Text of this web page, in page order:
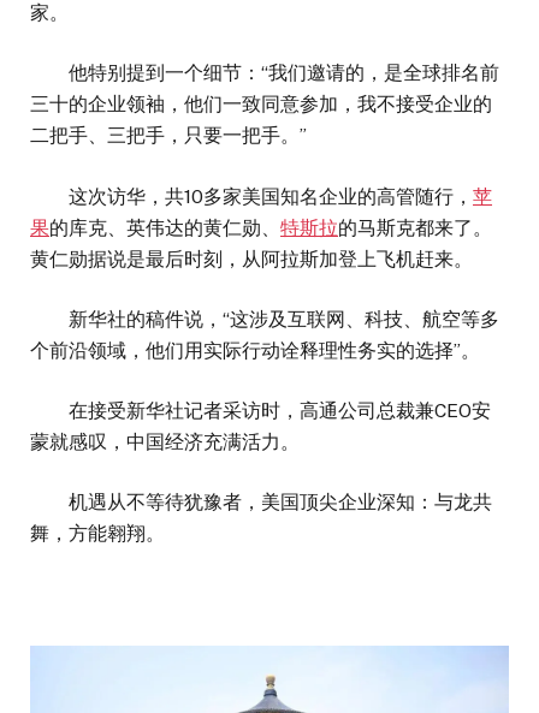
家。
他特别提到一个细节：“我们邀请的，是全球排名前
三十的企业领袖，他们一致同意参加，我不接受企业的
二把手、三把手，只要一把手。”
这次访华，共10多家美国知名企业的高管随行， 苹
果的库克、英伟达的黄仁勋、 特斯拉的马斯克都来了。
黄仁勋据说是最后时刻，从阿拉斯加登上飞机赶来。
新华社的稿件说，“这涉及互联网、科技、航空等多
个前沿领域，他们用实际行动诠释理性务实的选择”。
在接受新华社记者采访时，高通公司总裁兼CEO安
蒙就感叹，中国经济充满活力。
机遇从不等待犹豫者，美国顶尖企业深知：与龙共
舞，方能翱翔。